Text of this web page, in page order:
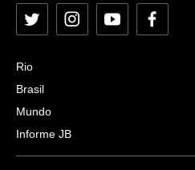
Twitter InstagramYouTubeFacebook
Rio
Brasil
Mundo
Informe JB